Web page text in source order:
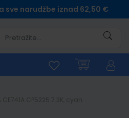
sve narudžbe iznad 62,50 €